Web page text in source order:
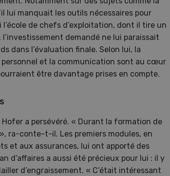
lui manquait les outils nécessaires pour
de chefs d’exploitation, dont il tire un
demandé ne lui paraissait
dans l’évaluation finale. Selon lui, la
et la communication sont au cœur
être davantage prises en compte.
a persévéré. « Durant la formation de
ra-conte-t-il. Les premiers modules, en
et aux assurances, lui ont apporté des
d’affaires a aussi été précieux pour lui : il y
d’engraissement. « C’était intéressant
Une exposition immersive
consacrée aux femmes du
monde agricole en Suisse
romande.
EN SAVOIR PLUS